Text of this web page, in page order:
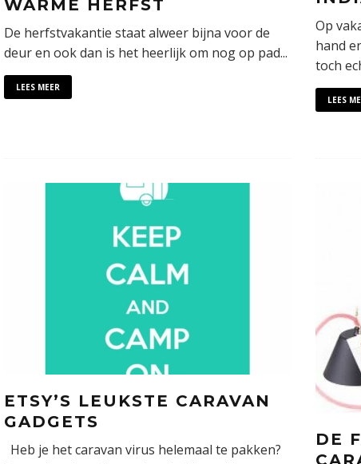
WARME HERFST
De herfstvakantie staat alweer bijna voor de
deur en ook dan is het heerlijk om nog op pad...
LEES MEER
Op
hand
toch
LEES
ETSY’S LEUKSTE CARAVAN
GADGETS
Heb je het caravan virus helemaal te pakken?
DE